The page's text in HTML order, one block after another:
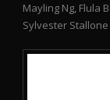
Mayling Ng, Flula
Sylvester